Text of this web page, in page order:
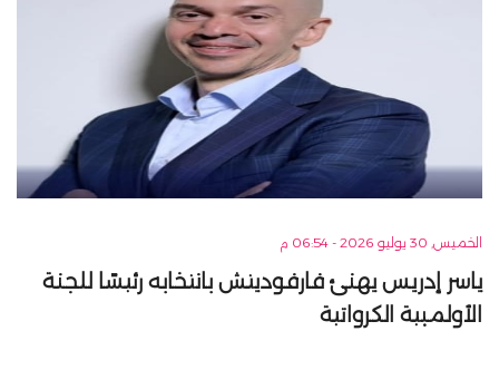
الخميس, 30 يوليو 2026 - 06:54 م
ياسر إدريس يهنئ فارفوديتش بانتخابه رئيسًا للجنة
الأولمبية الكرواتية